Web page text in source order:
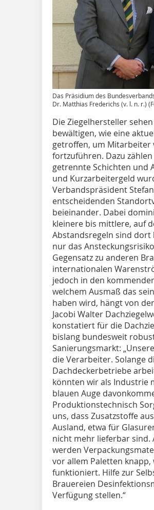
Das Präsidium des
Dr. Matthias Frederichs (v. l. n. r.)
Die Ziegelhersteller
bewältigen, wie eine
getroffen, um Mitarbeiter
fortzuführen. Dazu
getrennte Schichten und
und Kurzarbeitergeld
Verbandspräsident
entscheidenden
beieinander. Dabei
kleinere bis mittlere, auf
Abstandsregeln sind dort
nur das
Gegensatz zu anderen
internationalen
jedoch in den
welchem Ausmaß das
haben wird, hängt von
Jacobi Walter
konstatiert für die
bislang bundesweit
Sanierungsmarkt:
die Verarbeiter. Solange
Dachdeckerbetriebe
könnten wir als Industrie
blauen Auge
Produktionstechnisch
uns, dass Zusatzstoffe
Ausland, etwa für
nicht mehr lieferbar sind.
werden
vor allem Paletten
funktioniert. Hilfe zur
Brauereien
Verfügung stellen.“